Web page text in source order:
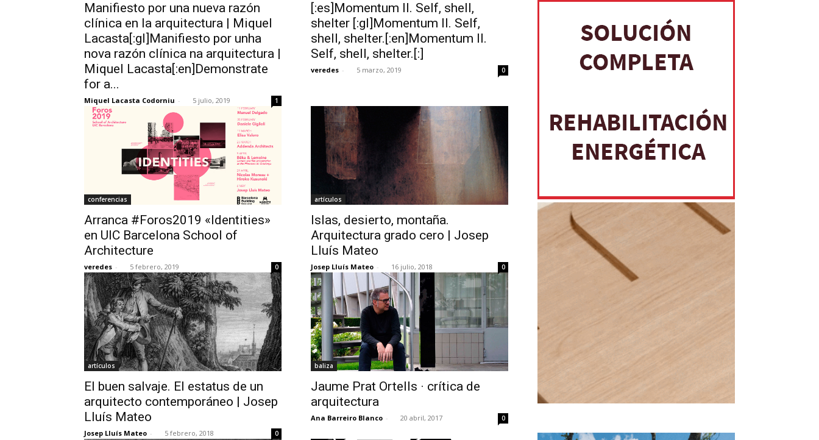
Manifiesto por una nueva razón
clínica en la arquitectura | Miquel
Lacasta[:gl]Manifiesto por unha
nova razón clínica na arquitectura |
Miquel Lacasta[:en]Demonstrate
for a...
Miquel Lacasta Codorniu - 5 julio, 2019 1
[:es]Momentum II. Self, shell,
shelter [:gl]Momentum II. Self,
shell, shelter.[:en]Momentum II.
Self, shell, shelter.[:]
veredes - 5 marzo, 2019 0
conferencias
Arranca #Foros2019 «Identities»
en UIC Barcelona School of
Architecture
veredes - 5 febrero, 2019 0
artículos
Islas, desierto, montaña.
Arquitectura grado cero | Josep
Lluís Mateo
Josep Lluís Mateo - 16 julio, 2018 0
artículos
El buen salvaje. El estatus de un
arquitecto contemporáneo | Josep
Lluís Mateo
Josep Lluís Mateo - 5 febrero, 2018 0
baliza
Jaume Prat Ortells · crítica de
arquitectura
Ana Barreiro Blanco - 20 abril, 2017 0